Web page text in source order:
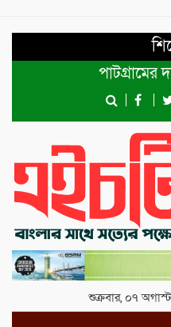
পাটগ্রামের
শুক্রবার, ০৭